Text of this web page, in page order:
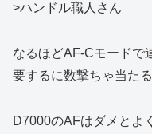
>ハンドル職人さん
なるほどAF-Cモードで
要するに数撃ちゃ当た
D7000のAFはダメとよ